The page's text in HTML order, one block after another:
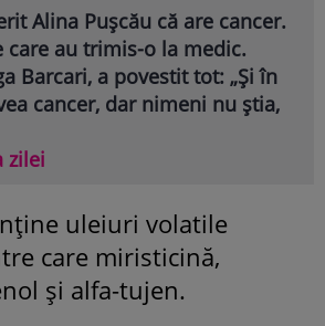
Alina Pușcău că are cancer.
care au trimis-o la medic.
Barcari, a povestit tot: „Și în
cancer, dar nimeni nu știa,
zilei
uleiuri volatile
care miristicină,
și alfa-tujen.